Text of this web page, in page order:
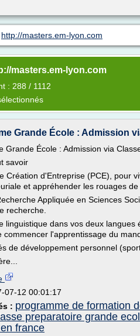
http://masters.em-lyon.com
masters.em-lyon.com
: 288 / 1112
Grande École : Admission
Grande École : Admission via
savoir
Création d'Entreprise (PCE), pour
et appréhender les rouages de
Appliquée en Sciences
recherche.
linguistique dans vos deux
commencer l'apprentissage du
de développement personnel
07-12 00:01:17
: programme de formation
preparatoire grande
france